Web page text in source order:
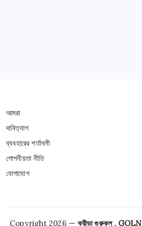
আমরা
দাবিত্যাগ
ব্যবহারের শর্তাবলী
গোপনীয়তা নীতি
যোগাযোগ
Copyright 2026 —ক্রীড়া গুরুকুল , GOLN